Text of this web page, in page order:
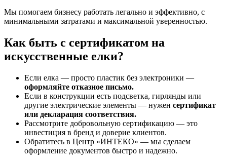
Мы помогаем бизнесу работать легально и эффективно, с
минимальными затратами и максимальной уверенностью.
Как быть с сертификатом на
искусственные елки?
Если елка — просто пластик без электроники —
оформляйте отказное письмо.
Если в конструкции есть подсветка, гирлянды или
другие электрические элементы — нужен сертификат
или декларация соответствия.
Рассмотрите добровольную сертификацию — это
инвестиция в бренд и доверие клиентов.
Обратитесь в Центр «ИНТЕКО» — мы сделаем
оформление документов быстро и надежно.